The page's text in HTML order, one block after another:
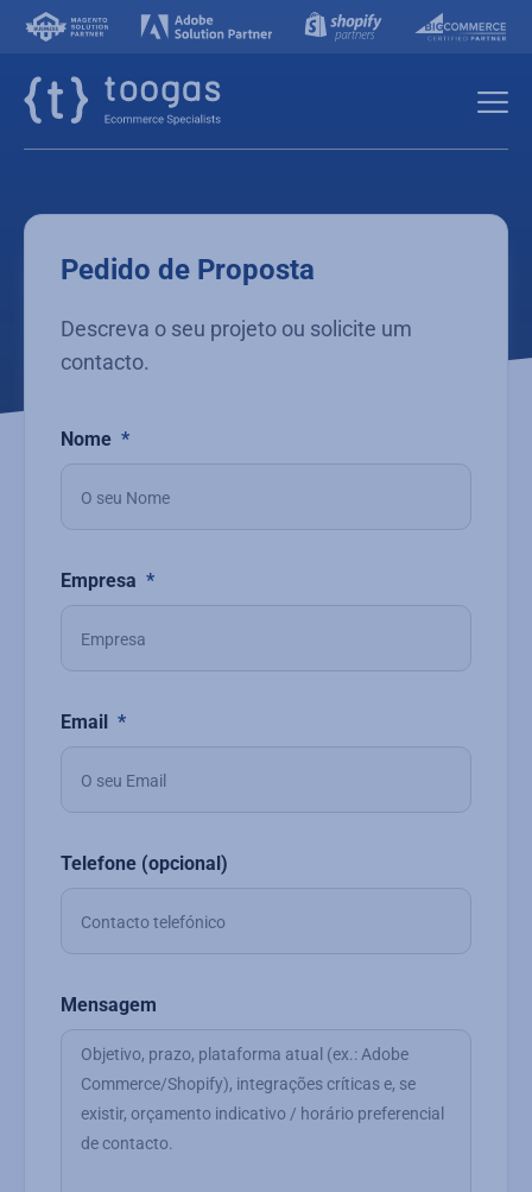
Pedido de Proposta
Descreva o seu projeto ou solicite um
contacto.
Nome
Empresa
Email
Telefone (opcional)
Mensagem